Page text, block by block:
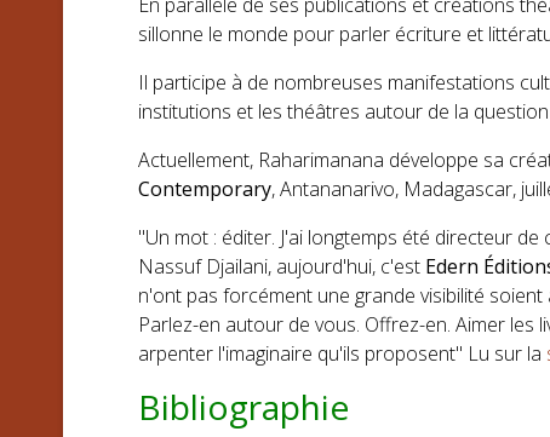
sillonne le monde pour parler écriture et
Il participe à de nombreuses manifestations
institutions et les théâtres autour de la
Actuellement, Raharimanana développe sa
Contemporary, Antananarivo, Madagascar,
"Un mot : éditer. J'ai longtemps été directeur de
Nassuf Djailani, aujourd'hui, c'est Edern
n'ont pas forcément une grande visibilité soient
Parlez-en autour de vous. Offrez-en. Aimer
arpenter l'imaginaire qu'ils proposent" Lu sur la
Bibliographie